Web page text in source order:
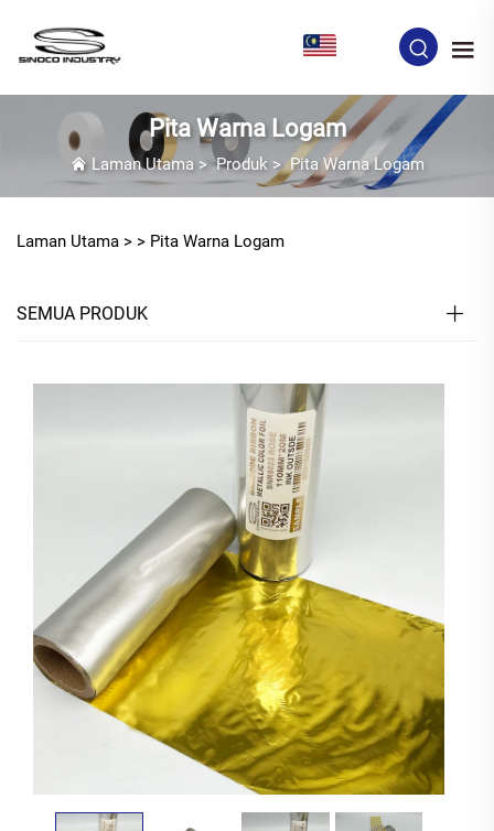
Pita Warna Logam
Laman Utama >Produk >Pita Warna Logam
Laman Utama > > Pita Warna Logam
SEMUA PRODUK